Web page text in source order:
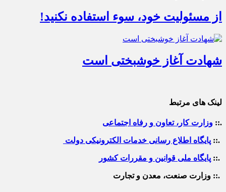
از مسئولیت خود، سوء استفاده نکنید!
شهادت آغاز خوشبختی است
لینک های مرتبط
.:: وزارت کار، تعاون و رفاه اجتماعی
.:: پایگاه اطلاع رسانی خدمات الکترونیکی دولت
.:: پایگاه ملی قوانین و مقررات کشور
.:: وزارت صنعت، معدن و تجارت